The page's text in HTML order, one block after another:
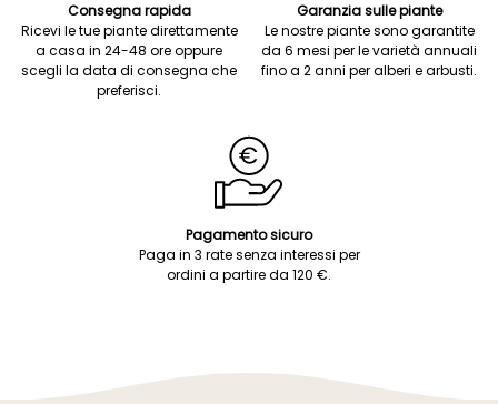
Consegna rapida
Ricevi le tue piante direttamente
a casa in 24-48 ore oppure
scegli la data di consegna che
preferisci.
Garanzia sulle piante
Le nostre piante sono garantite
da 6 mesi per le varietà annuali
fino a 2 anni per alberi e arbusti.
Pagamento sicuro
Paga in 3 rate senza interessi per
ordini a partire da 120 €.